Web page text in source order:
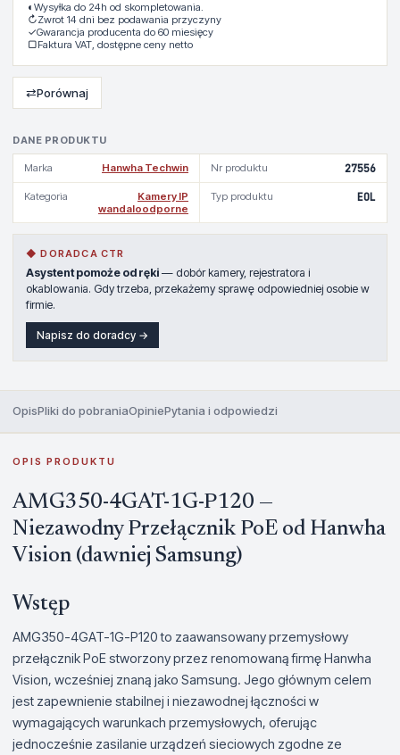
DANE PRODUKTU
Marka Hanwha Techwin Nr produktu 27556
Kategoria
Kamery IP
wandaloodporne
Typ produktu EOL
◆ DORADCA CTR
Asystent pomoże od ręki — dobór kamery, rejestratora i
okablowania. Gdy trzeba, przekażemy sprawę odpowiedniej osobie w
firmie.
Napisz do doradcy →
◐ Wysyłka do 24h od skompletowania.
↻Zwrot 14 dni bez podawania przyczyny
✓Gwarancja producenta do 60 miesięcy
▢Faktura VAT, dostępne ceny netto
⇄Porównaj
OpisPliki do pobraniaOpiniePytania i odpowiedzi
OPIS PRODUKTU
AMG350-4GAT-1G-P120 —
Niezawodny Przełącznik PoE od Hanwha
Vision (dawniej Samsung)
Wstęp
AMG350-4GAT-1G-P120 to zaawansowany przemysłowy
przełącznik PoE stworzony przez renomowaną firmę Hanwha
Vision, wcześniej znaną jako Samsung. Jego głównym celem
jest zapewnienie stabilnej i niezawodnej łączności w
wymagających warunkach przemysłowych, oferując
jednocześnie zasilanie urządzeń sieciowych zgodne ze